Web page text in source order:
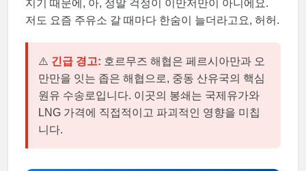
지기 때문에, 아, 정말 걱정이 이만저만이 아니에요.
저도 요즘 주유소 갈 때마다 한숨이 늘더라고요, 허허.
⚠️ 긴급 경고: 호르무즈 해협은 페르시아만과 오
만만을 잇는 좁은 해협으로, 중동 산유국의 핵심
원유 수송로입니다. 이곳의 봉쇄는 국제유가와
LNG 가격에 직접적이고 파괴적인 영향을 미칩
니다.